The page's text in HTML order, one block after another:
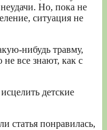
Но, пока не
ситуация не
нибудь травму,
не все знают, как с
детские
статья понравилась,